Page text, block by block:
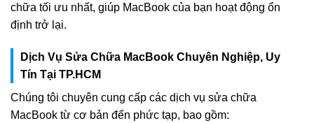
chữa tối ưu nhất, giúp MacBook của bạn hoạt động ổn
định trở lại.
Dịch Vụ Sửa Chữa MacBook Chuyên Nghiệp, Uy
Tín Tại TP.HCM
Chúng tôi chuyên cung cấp các dịch vụ sửa chữa
MacBook từ cơ bản đến phức tạp, bao gồm: